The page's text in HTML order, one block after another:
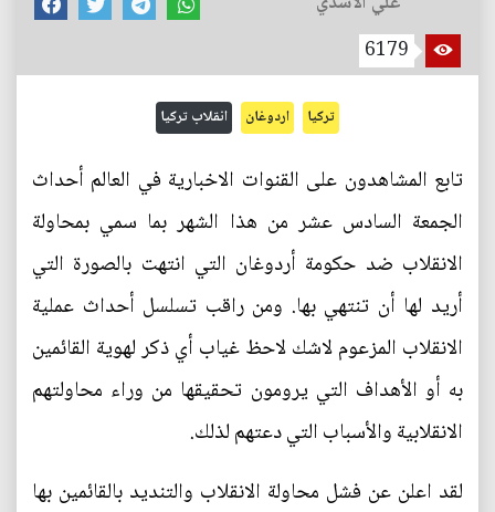
6179
تركيا اردوغان انقلاب تركيا
تابع المشاهدون على القنوات الاخبارية في العالم أحداث
الجمعة السادس عشر من هذا الشهر بما سمي بمحاولة
الانقلاب ضد حكومة أردوغان التي انتهت بالصورة التي
أريد لها أن تنتهي بها. ومن راقب تسلسل أحداث عملية
الانقلاب المزعوم لاشك لاحظ غياب أي ذكر لهوية القائمين
به أو الأهداف التي يرومون تحقيقها من وراء محاولتهم
الانقلابية والأسباب التي دعتهم لذلك.
لقد اعلن عن فشل محاولة الانقلاب والتنديد بالقائمين بها